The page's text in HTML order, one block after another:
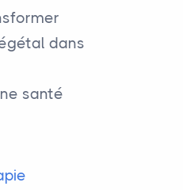
dans
santé